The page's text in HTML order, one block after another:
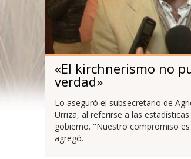
«El kirchnerismo no
verdad»
Lo aseguró el subsecretario de
Urriza, al referirse a las
gobierno. "Nuestro compromiso
agregó.